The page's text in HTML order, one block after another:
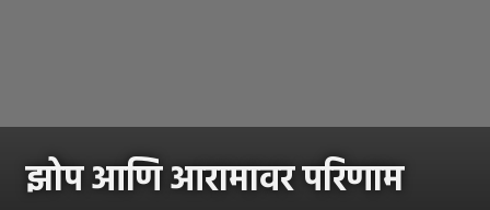
झोप आणि आरामावर परिणाम